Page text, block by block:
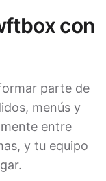
con
parte de
menús y
entre
y tu equipo